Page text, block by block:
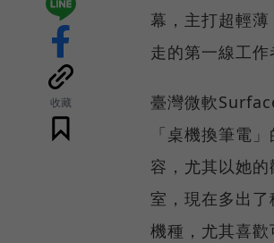
收藏
幕，主打超輕
走的第一線工作
臺灣微軟
「桌機換筆電
容，尤其以她
室，現在多出
機種，尤其喜歡